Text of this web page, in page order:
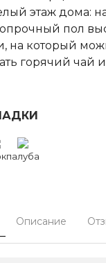
этаж дома:
пол
на который
горячий чай
палуба
Описание